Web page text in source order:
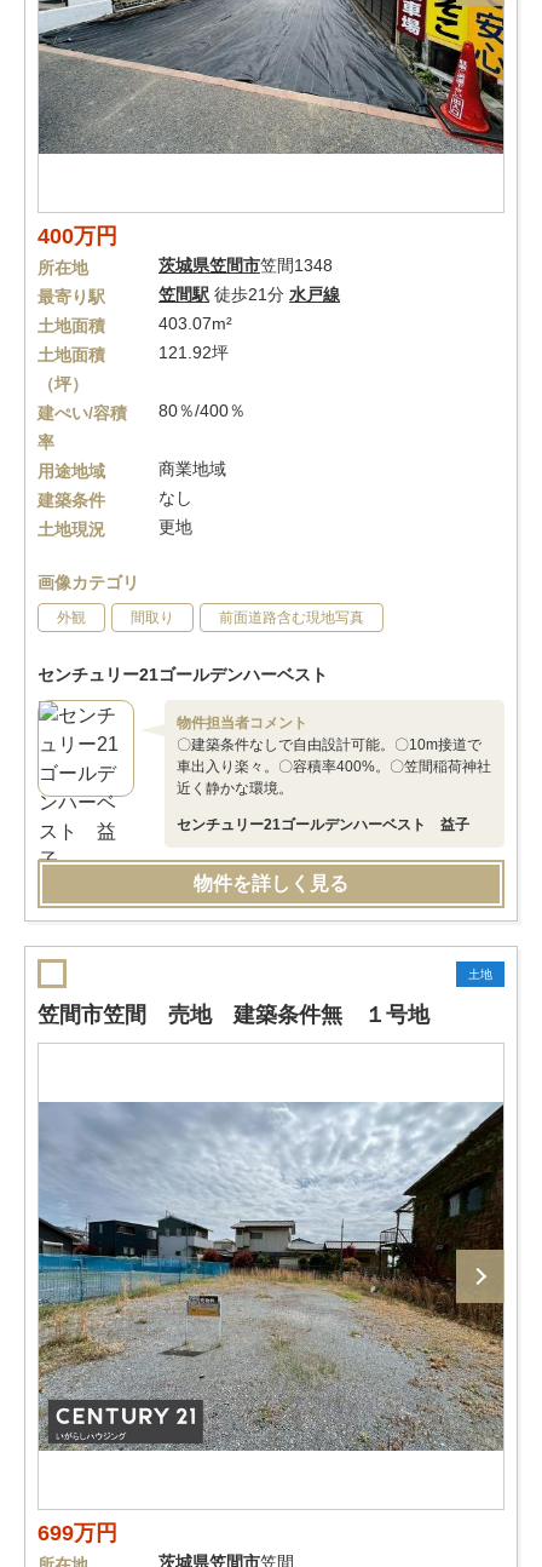
400万円
所在地 茨城県笠間市笠間1348
最寄り駅
笠間駅 徒歩21分 水戸線
土地面積
403.07m²
土地面積
（坪）
121.92坪
建ぺい/容積
率
80％/400％
用途地域
商業地域
建築条件
なし
土地現況
更地
画像カテゴリ
外観 間取り 前面道路含む現地写真
センチュリー21ゴールデンハーベスト
物件担当者コメント
〇建築条件なしで自由設計可能。〇10m接道で
車出入り楽々。〇容積率400%。〇笠間稲荷神社
近く静かな環境。
センチュリー21ゴールデンハーベスト 益子
物件を詳しく見る
土地
笠間市笠間 売地 建築条件無 １号地
699万円
茨城県笠間市笠間